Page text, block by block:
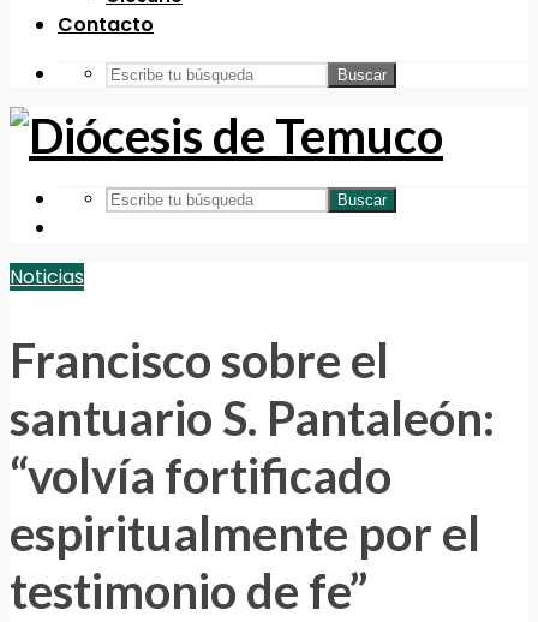
Contacto
Buscar
Buscar
Noticias
Francisco sobre el
santuario S. Pantaleón:
“volvía fortificado
espiritualmente por el
testimonio de fe”